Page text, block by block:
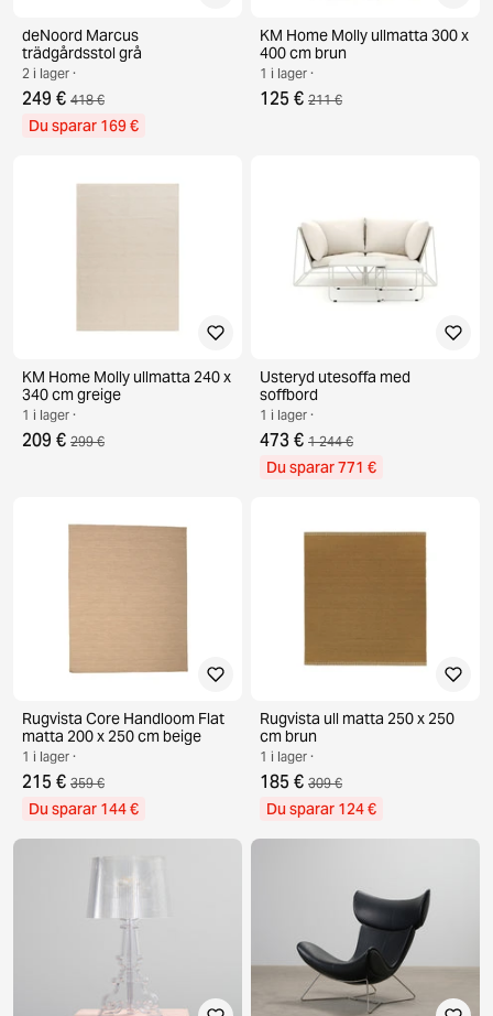
deNoord Marcus
trädgårdsstol grå
2 i lager ·
249 € 418 €
Du sparar 169 €
KM Home Molly ullmatta 300 x
400 cm brun
1 i lager ·
125 € 211 €
KM Home Molly ullmatta 240 x
340 cm greige
1 i lager ·
209 € 299 €
Usteryd utesoffa med
soffbord
1 i lager ·
473 € 1 244 €
Du sparar 771 €
Rugvista Core Handloom Flat
matta 200 x 250 cm beige
1 i lager ·
215 € 359 €
Du sparar 144 €
Rugvista ull matta 250 x 250
cm brun
1 i lager ·
185 € 309 €
Du sparar 124 €